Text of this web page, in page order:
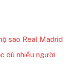
sao Real Madrid
dù nhiều người